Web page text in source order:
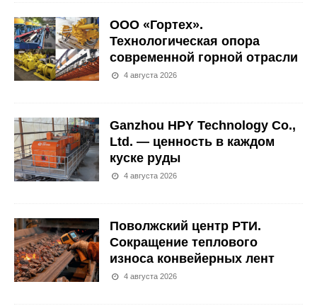
ООО «Гортех».
Технологическая опора
современной горной отрасли
4 августа 2026
Ganzhou HPY Technology Co.,
Ltd. — ценность в каждом
куске руды
4 августа 2026
Поволжский центр РТИ.
Сокращение теплового
износа конвейерных лент
4 августа 2026